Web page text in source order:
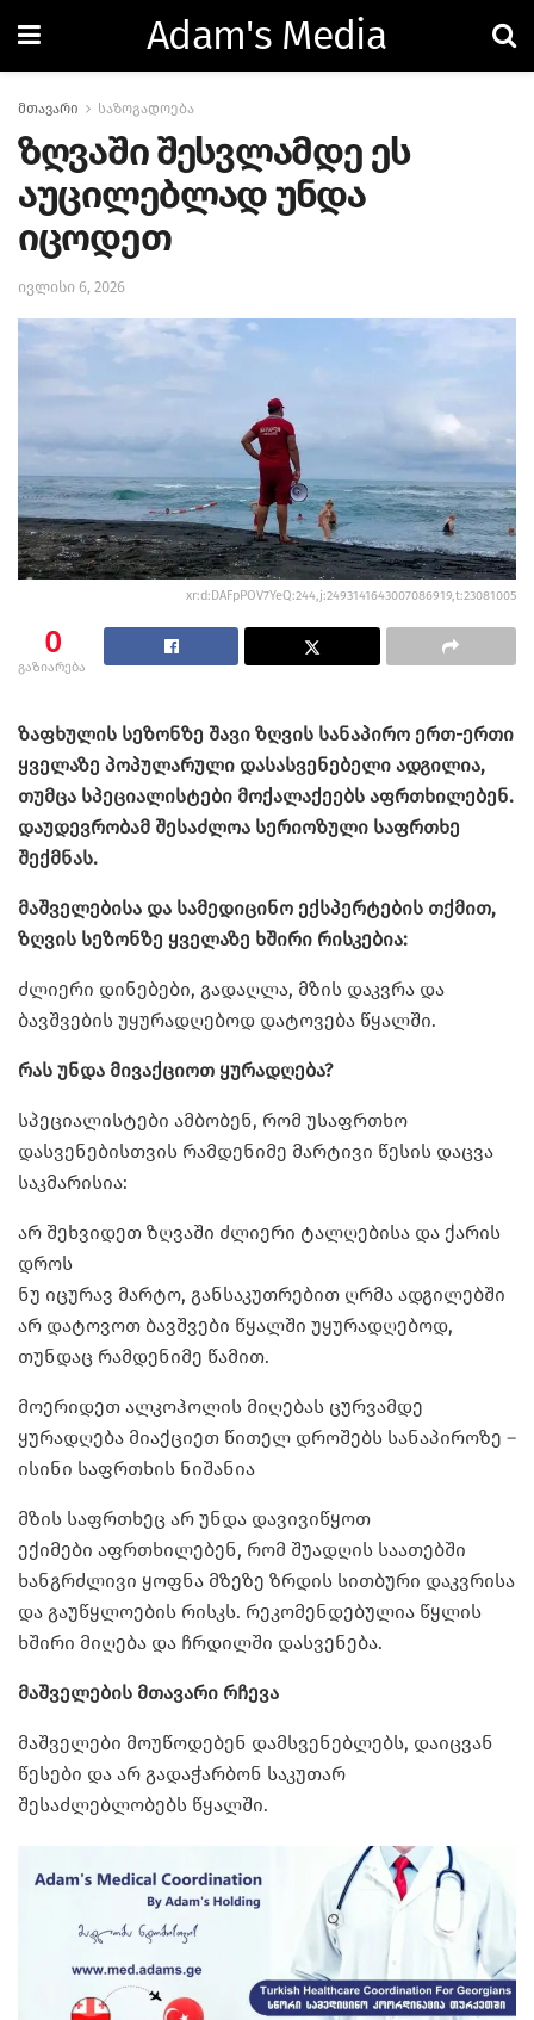
Adam's Media
მთავარი საზოგადოება
ზღვაში შესვლამდე ეს
აუცილებლად უნდა
იცოდეთ
ივლისი 6, 2026
xr:d:DAFpPOV7YeQ:244,j:2493141643007086919,t:23081005
0
გაზიარება
ზაფხულის სეზონზე შავი ზღვის სანაპირო ერთ-ერთი
ყველაზე პოპულარული დასასვენებელი ადგილია,
თუმცა სპეციალისტები მოქალაქეებს აფრთხილებენ.
დაუდევრობამ შესაძლოა სერიოზული საფრთხე
შექმნას.
მაშველებისა და სამედიცინო ექსპერტების თქმით,
ზღვის სეზონზე ყველაზე ხშირი რისკებია:
ძლიერი დინებები, გადაღლა, მზის დაკვრა და
ბავშვების უყურადღებოდ დატოვება წყალში.
რას უნდა მივაქციოთ ყურადღება?
სპეციალისტები ამბობენ, რომ უსაფრთხო
დასვენებისთვის რამდენიმე მარტივი წესის დაცვა
საკმარისია:
არ შეხვიდეთ ზღვაში ძლიერი ტალღებისა და ქარის
დროს
ნუ იცურავ მარტო, განსაკუთრებით ღრმა ადგილებში
არ დატოვოთ ბავშვები წყალში უყურადღებოდ,
თუნდაც რამდენიმე წამით.
მოერიდეთ ალკოჰოლის მიღებას ცურვამდე
ყურადღება მიაქციეთ წითელ დროშებს სანაპიროზე –
ისინი საფრთხის ნიშანია
მზის საფრთხეც არ უნდა დავივიწყოთ
ექიმები აფრთხილებენ, რომ შუადღის საათებში
ხანგრძლივი ყოფნა მზეზე ზრდის სითბური დაკვრისა
და გაუწყლოების რისკს. რეკომენდებულია წყლის
ხშირი მიღება და ჩრდილში დასვენება.
მაშველების მთავარი რჩევა
მაშველები მოუწოდებენ დამსვენებლებს, დაიცვან
წესები და არ გადაჭარბონ საკუთარ
შესაძლებლობებს წყალში.